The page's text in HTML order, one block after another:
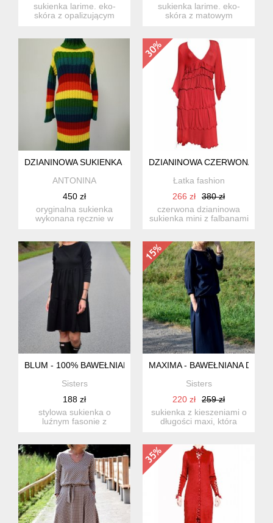
sukienka larime. eko-
skóra z opalizującym
sukienka larime. eko-
skóra z matowym
DZIANINOWA SUKIENKA S-L
ANTONINA
450 zł
oryginalna sukienka
wykonana ręcznie w
DZIANINOWA CZERWONA
Łatka fashion
266 zł
380 zł
czerwona dzianinowa
sukienka mini z falbanami
BLUM - 100% BAWEŁNIANA SUKIENKA Z FABANAMI - W
Sisters
188 zł
stylowa sukienka o
luźnym fasonie z
MAXIMA - BAWEŁNIANA
Sisters
220 zł
259 zł
sukienka z kieszeniami o
długości maxi, która